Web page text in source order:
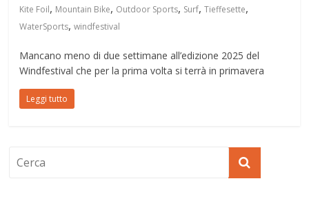
Kite Foil, Mountain Bike, Outdoor Sports, Surf,Tieffesette,
WaterSports,windfestival
Mancano meno di due settimane all’edizione 2025 del
Windfestival che per la prima volta si terrà in primavera
Leggi tutto